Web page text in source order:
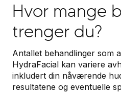
Hvor mange
trenger du?
Antallet behandlinger som
HydraFacial kan variere
inkludert din nåværende
resultatene og eventuelle